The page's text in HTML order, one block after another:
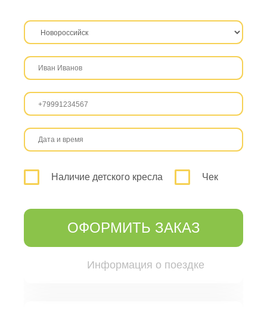
Наличие детского кресла Чек
ОФОРМИТЬ ЗАКАЗ
Информация о поездке